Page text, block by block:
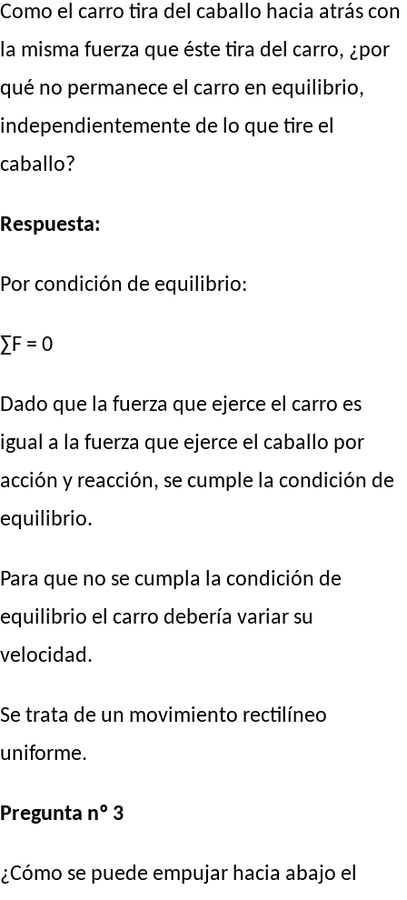
Como el carro tira del caballo hacia atrás con
la misma fuerza que éste tira del carro, ¿por
qué no permanece el carro en equilibrio,
independientemente de lo que tire el
caballo?
Respuesta:
Por condición de equilibrio:
∑F = 0
Dado que la fuerza que ejerce el carro es
igual a la fuerza que ejerce el caballo por
acción y reacción, se cumple la condición de
equilibrio.
Para que no se cumpla la condición de
equilibrio el carro debería variar su
velocidad.
Se trata de un movimiento rectilíneo
uniforme.
Pregunta nº 3
¿Cómo se puede empujar hacia abajo el